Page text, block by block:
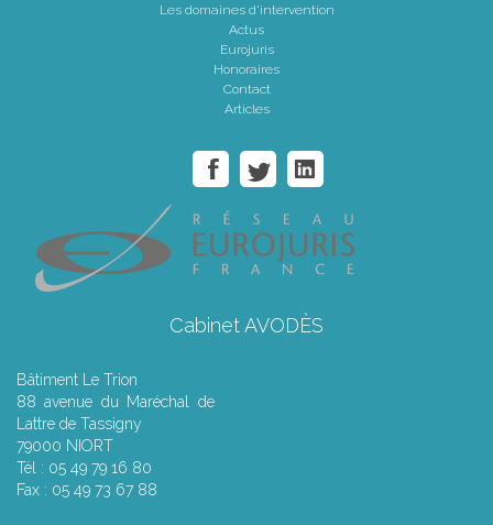
Les domaines d'intervention
Actus
Eurojuris
Honoraires
Contact
Articles
Cabinet AVODÈS
Bâtiment Le Trion
88 avenue du Maréchal de
Lattre de Tassigny
79000 NIORT
Tél : 05 49 79 16 80
Fax : 05 49 73 67 88